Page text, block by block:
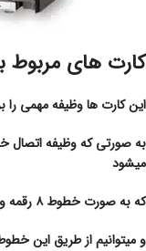
کارت های
این کارت ها وظیفه مهمی را
به صورتی که وظیفه اتصال
میشود
که به صورت خطوط ۸ رقمه و ۴ یا ۵ رقمه میباشد به دستگاه سانترال متصل میکند
و میتوانیم از طریق این